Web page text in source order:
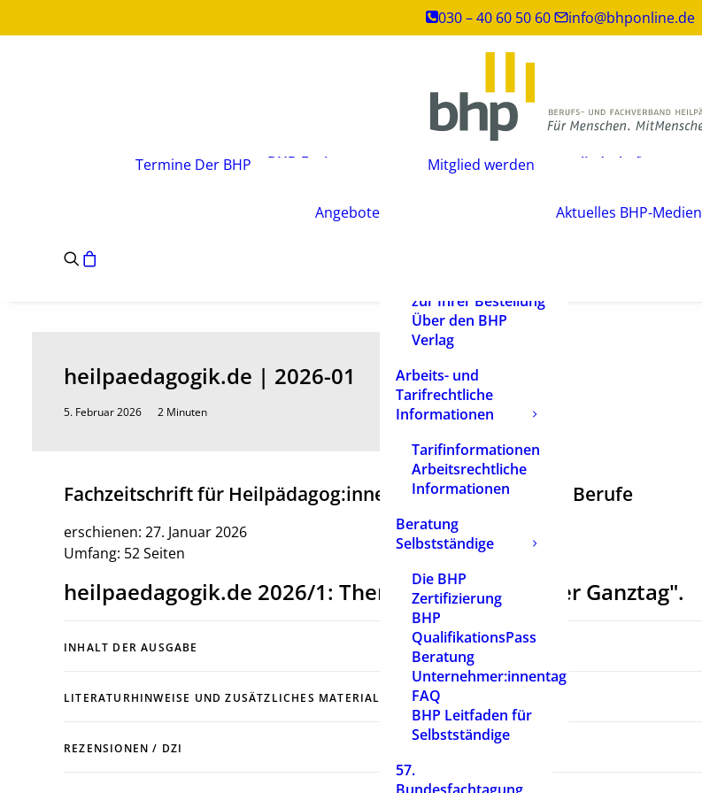
030 – 40 60 50 60 info@bhponline.de
Termine Der BHP
BHP-Fachgruppen
Satzung des BHP
Mitglied werden
Mitgliedschaft
Angebote
Inhouse-
Weiterbildungen
Angebot für
EAH Bildungspost
Fachliteratur
Büchershop
zur Ihrer Bestellung
Über den BHP
Verlag
Arbeits- und
Tarifrechtliche
Informationen
Tarifinformationen
Arbeitsrechtliche
Informationen
Beratung
Selbstständige
Die BHP
Zertifizierung
BHP
QualifikationsPass
Beratung
Unternehmer:innentag
FAQ
BHP Leitfaden für
Selbstständige
57.
Aktuelles BHP-Medien
heilpaedagogik.de | 2026-01
5. Februar 2026 2 Minuten
Fachzeitschrift für Heilpädagog:innen und andere soziale Berufe
erschienen: 27. Januar 2026
Umfang: 52 Seiten
heilpaedagogik.de 2026/1: Themenheft "Inklusiver Ganztag".
INHALT DER AUSGABE
LITERATURHINWEISE UND ZUSÄTZLICHES MATERIAL
REZENSIONEN / DZI